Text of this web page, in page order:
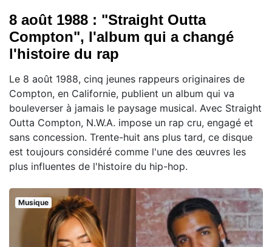
8 août 1988 : "Straight Outta
Compton", l'album qui a changé
l'histoire du rap
Le 8 août 1988, cinq jeunes rappeurs originaires de
Compton, en Californie, publient un album qui va
bouleverser à jamais le paysage musical. Avec Straight
Outta Compton, N.W.A. impose un rap cru, engagé et
sans concession. Trente-huit ans plus tard, ce disque
est toujours considéré comme l'une des œuvres les
plus influentes de l'histoire du hip-hop.
Musique